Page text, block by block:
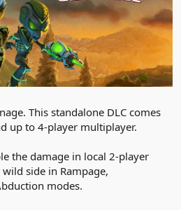
This standalone DLC comes
up to 4-player multiplayer.
the damage in local 2-player
side in Rampage,
modes.